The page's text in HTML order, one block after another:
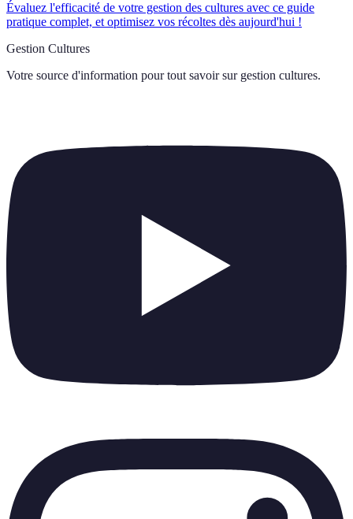
Évaluez l'efficacité de votre gestion des cultures avec ce guide
pratique complet, et optimisez vos récoltes dès aujourd'hui !
Gestion Cultures
Votre source d'information pour tout savoir sur gestion cultures.